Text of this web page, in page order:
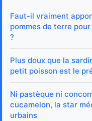
Faut-il vraiment
pommes de terre
?
Plus doux que la
petit poisson est le
Ni pastèque ni
cucamelon, la star
urbains